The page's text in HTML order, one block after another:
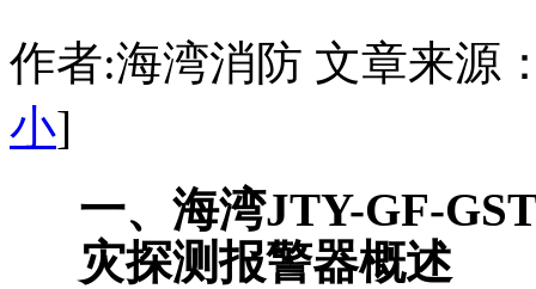
作者:海湾消防 文章来源
小]
一、海湾JTY-GF-
灾探测报警器概述